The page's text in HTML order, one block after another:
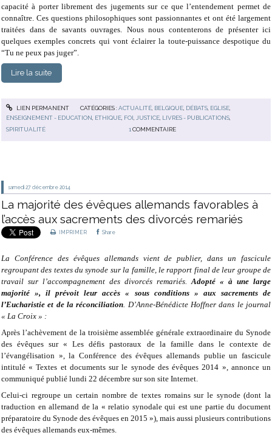
capacité à porter librement des jugements sur ce que l’entendement permet de
connaître. Ces questions philosophiques sont passionnantes et ont été largement
traitées dans de savants ouvrages. Nous nous contenterons de présenter ici
quelques exemples concrets qui vont éclairer la toute-puissance despotique du
“Tu ne peux pas juger”.
Lire la suite
LIEN PERMANENT CATÉGORIES :ACTUALITÉ, BELGIQUE, DÉBATS, EGLISE,
ENSEIGNEMENT - EDUCATION ETHIQUE FOI JUSTICE LIVRES - PUBLICATIONS
SPIRITUALITÉ
1 COMMENTAIRE
samedi 27 décembre 2014
La majorité des évêques allemands favorables à
l’accès aux sacrements des divorcés remariés
IMPRIMER Share
La Conférence des évêques allemands vient de publier, dans un fascicule
regroupant des textes du synode sur la famille, le rapport final de leur groupe de
travail sur l’accompagnement des divorcés remariés. Adopté « à une large
majorité », il prévoit leur accès « sous conditions » aux sacrements de
l’Eucharistie et de la réconciliation . D’Anne-Bénédicte Hoffner dans le journal
« La Croix » :
Après l’achèvement de la troisième assemblée générale extraordinaire du Synode
des évêques sur « Les défis pastoraux de la famille dans le contexte de
l’évangélisation », la Conférence des évêques allemands publie un fascicule
intitulé « Textes et documents sur le synode des évêques 2014 », annonce un
communiqué publié lundi 22 décembre sur son site Internet.
Celui-ci regroupe un certain nombre de textes romains sur le synode (dont la
traduction en allemand de la « relatio synodale qui est une partie du document
préparatoire du Synode des évêques en 2015 »), mais aussi plusieurs contributions
des évêques allemands eux-mêmes.